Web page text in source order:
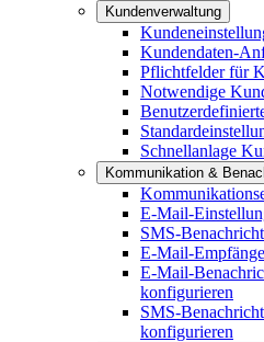
Kundenverwaltung
Kundendaten-
Pflichtfelder für
Notwendige
Schnellanlage
Kommunikation &
E-Mail-
SMS-
E-Mail-
E-Mail-
konfigurieren
SMS-
konfigurieren